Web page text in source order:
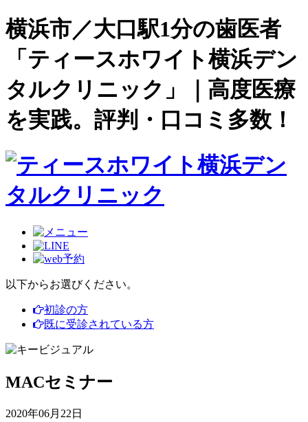
横浜市／大口駅1分の歯医者
「ティースホワイト横浜デン
タルクリニック」｜高度医療
を実践。評判・口コミ多数！
以下からお選びください。
初診の方
既に受診されている方
MACセミナー
2020年06月22日